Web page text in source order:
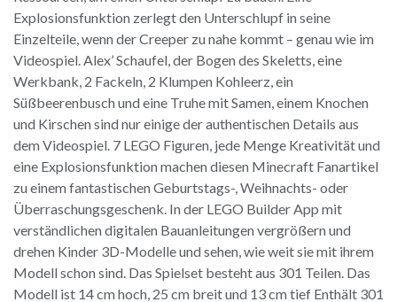
Explosionsfunktion zerlegt den Unterschlupf in seine
Einzelteile, wenn der Creeper zu nahe kommt – genau wie im
Videospiel. Alex’ Schaufel, der Bogen des Skeletts, eine
Werkbank, 2 Fackeln, 2 Klumpen Kohleerz, ein
Süßbeerenbusch und eine Truhe mit Samen, einem Knochen
und Kirschen sind nur einige der authentischen Details aus
dem Videospiel. 7 LEGO Figuren, jede Menge Kreativität und
eine Explosionsfunktion machen diesen Minecraft Fanartikel
zu einem fantastischen Geburtstags-, Weihnachts- oder
Überraschungsgeschenk. In der LEGO Builder App mit
verständlichen digitalen Bauanleitungen vergrößern und
drehen Kinder 3D-Modelle und sehen, wie weit sie mit ihrem
Modell schon sind. Das Spielset besteht aus 301 Teilen. Das
Modell ist 14 cm hoch, 25 cm breit und 13 cm tief Enthält 301